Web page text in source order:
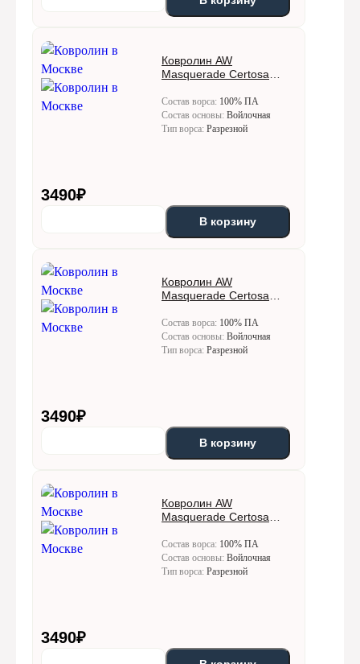
Ковролин AW
Masquerade Certosa
Состав ворса: 100% ПА
Состав основы: Войлочная
Тип ворса: Разрезной
3490₽
В корзину
Ковролин AW
Masquerade Certosa
Состав ворса: 100% ПА
Состав основы: Войлочная
Тип ворса: Разрезной
3490₽
В корзину
Ковролин AW
Masquerade Certosa
Состав ворса: 100% ПА
Состав основы: Войлочная
Тип ворса: Разрезной
3490₽